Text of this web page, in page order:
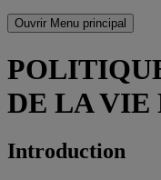
Ouvrir Menu principal
DE LA VIE
Introduction